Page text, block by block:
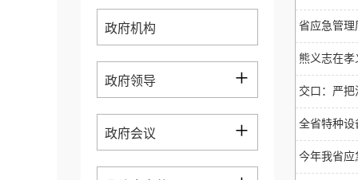
政府机构
政府领导 +
政府会议 +
省应急管理
熊义志在
交口：严把
全省特种
今年我省